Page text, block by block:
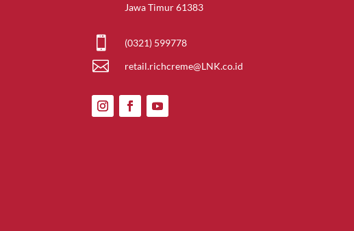
Jawa Timur 61383
 (0321) 599778
 retail.richcreme@LNK.co.id